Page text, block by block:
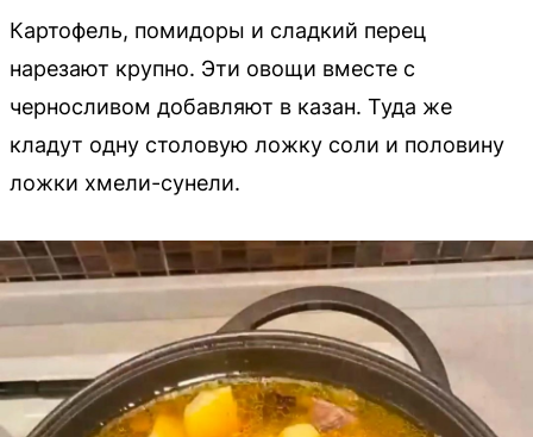
Картофель, помидоры и сладкий перец
нарезают крупно. Эти овощи вместе с
черносливом добавляют в казан. Туда же
кладут одну столовую ложку соли и половину
ложки хмели-сунели.